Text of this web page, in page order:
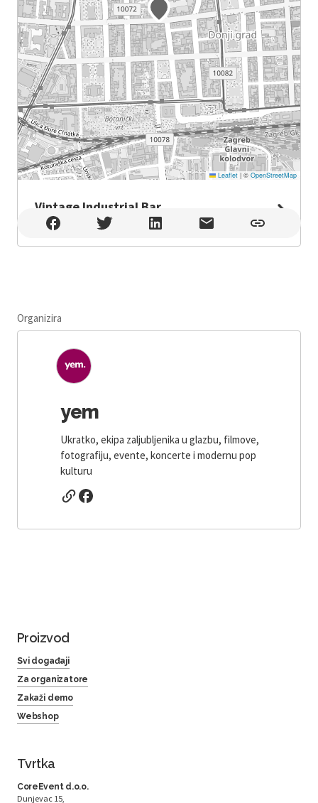
Leaflet |© OpenStreetMap
Vintage Industrial Bar
Vintage Industrial Bar , Zagreb
Organizira
yem
Ukratko, ekipa zaljubljenika u glazbu, filmove,
fotografiju, evente, koncerte i modernu pop
kulturu
Proizvod
Svi događaji
Za organizatore
Zakaži demo
Webshop
Tvrtka
CoreEvent d.o.o.
Dunjevac 15,